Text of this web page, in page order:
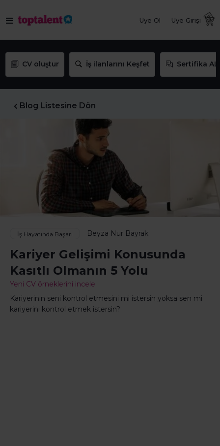
Üye Ol Üye Girişi
CV oluştur İş ilanlarını Keşfet Sertifika AL
Blog Listesine Dön
İş Hayatında Başarı Beyza Nur Bayrak
Kariyer Gelişimi Konusunda
Kasıtlı Olmanın 5 Yolu
Yeni CV örneklerini incele
Kariyerinin seni kontrol etmesini mi istersin yoksa sen mi
kariyerini kontrol etmek istersin?